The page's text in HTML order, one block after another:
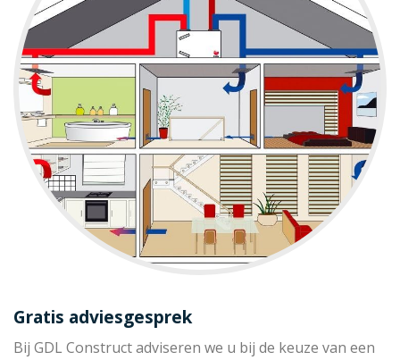
Gratis adviesgesprek
Bij GDL Construct adviseren we u bij de keuze van een